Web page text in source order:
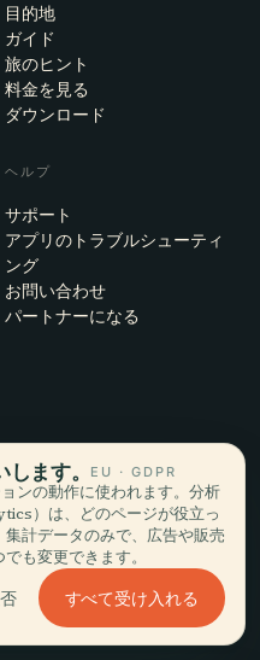
目的地
ガイド
旅のヒント
料金を見る
ダウンロード
ヘルプ
サポート
アプリのトラブルシューティ
ング
お問い合わせ
パートナーになる
、旅の途上で、雲の上で作ってい
· PT · JA · ZH · HI · RU · CS · AR
ます。 EU · GDPR
ンの動作に使われます。分析
）は、どのページが役立っ
計データのみで、広告や販売
も変更できます。
すべて受け入れる